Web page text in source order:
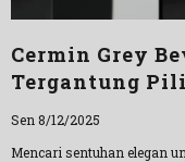
Cermin Grey
Tergantung
Sen 8/12/2025
Mencari sentuhan elegan